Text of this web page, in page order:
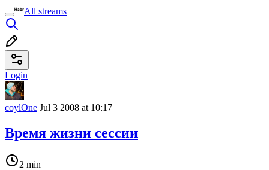
All streams
Login
coylOne Jul 3 2008 at 10:17
Время жизни сессии
2 min